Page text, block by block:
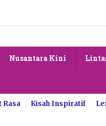
Nusantara Kini
Rasa Kisah Inspiratif